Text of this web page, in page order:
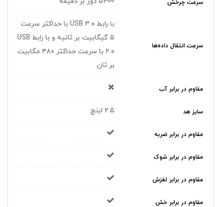
سرعت چرخش
سرعت انتقال داده‌ها
با رابط USB ۳.۰ با حداکثر سرعت
۵ گیگابیت بر ثانیه و با رابط USB
۲.۰ با سرعت حداکثر ۴۸۰ مگابیت
بر ثان
مقاوم در برابر آب
سایز هد 2.5 اینچ
مقاوم در برابر ضربه
مقاوم در برابر شوک
مقاوم در برابر لغزش
مقاوم در برابر خش